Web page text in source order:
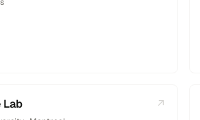
Lab